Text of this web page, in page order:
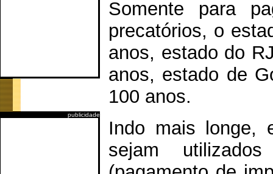
publicidade
Somente para
precatórios, o
anos, estado do
anos, estado de
100 anos.
Indo mais longe,
sejam